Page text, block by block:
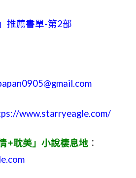
推薦書單-第2部
www.starryeagle.com/
+耽美」小說棲息地 ：